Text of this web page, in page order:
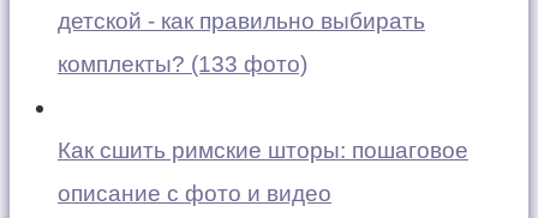
детской - как правильно выбирать
комплекты? (133 фото)
Как сшить римские шторы: пошаговое
описание с фото и видео